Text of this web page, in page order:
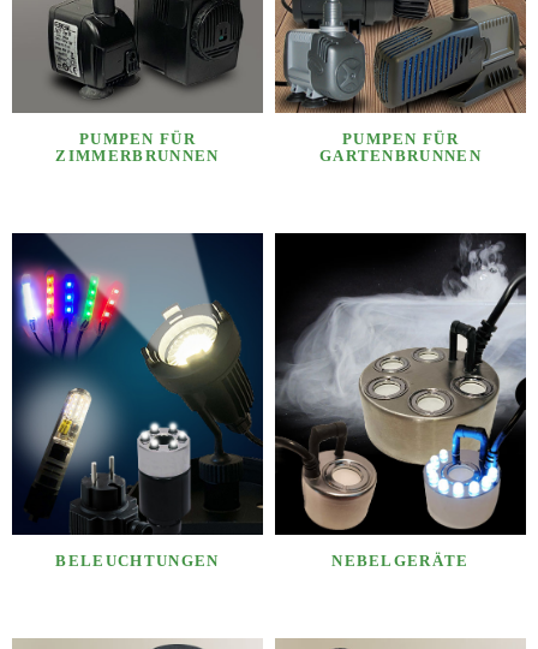
PUMPEN FÜR
ZIMMERBRUNNEN
PUMPEN FÜR
GARTENBRUNNEN
BELEUCHTUNGEN NEBELGERÄTE